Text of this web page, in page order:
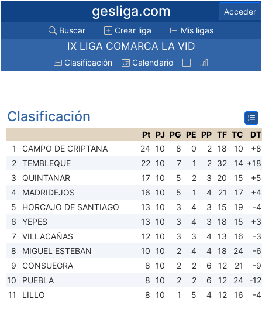
gesliga.com
Acceder
Buscar
Crear liga Mis ligas
IX LIGA COMARCA LA VID
Clasificación Calendario
Clasificación
Pt PJ PG PE PP TF TC
DT
1
CAMPO DE CRIPTANA 24 10 8 0 2 18 10
+8
2 TEMBLEQUE 22 10 7 1 2 32 14 +18
3
QUINTANAR 17 10 5 2 3 20 15
+5
4
MADRIDEJOS 16 10 5 1 4 21 17
+4
5
HORCAJO DE SANTIAGO 13 10 3 4 3 15 19
-4
6
YEPES 13 10 3 4 3 18 15
+3
7 VILLACAÑAS 12 10 3 3 4 13 16
-3
8
MIGUEL ESTEBAN 10 10 2 4 4 18 24
-6
9
CONSUEGRA 8 10 2 2 6 12 21
-9
10
PUEBLA 8 10 2 2 6 12 24
-12
11
LILLO 8 10 1 5 4 12 16 -4